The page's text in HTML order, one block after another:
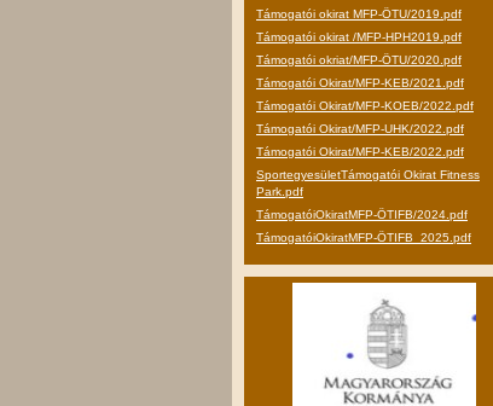
Támogatói okirat MFP-ÖTU/2019.pdf
Támogatói okirat /MFP-HPH2019.pdf
Támogatói okriat/MFP-ÖTU/2020.pdf
Támogatói Okirat/MFP-KEB/2021.pdf
Támogatói Okirat/MFP-KOEB/2022.pdf
Támogatói Okirat/MFP-UHK/2022.pdf
Támogatói Okirat/MFP-KEB/2022.pdf
SportegyesületTámogatói Okirat Fitness
Park.pdf
TámogatóiOkiratMFP-ÖTIFB/2024.pdf
TámogatóiOkiratMFP-ÖTIFB_2025.pdf